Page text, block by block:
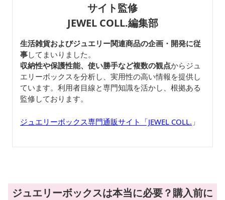
サイト監修
JEWEL COLL.編集部
生活雑貨およびジュエリー関連商品の企画・開発に従
事してまいりました。
収納性や保護性能、使い勝手など複数の観点からジュ
エリーボックスを分析し、実用性の高い情報を提供し
ています。利用者目線と専門知識を活かし、根拠ある
監修しております。
ジュエリーボックス専門通販サイト「JEWEL COLL. 」
ジュエリーボックスは本当に必要？購入前に